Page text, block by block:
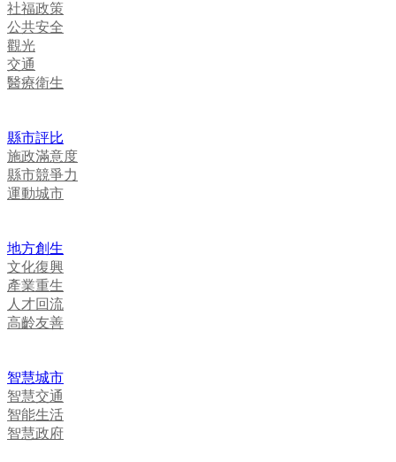
社福政策
公共安全
觀光
交通
醫療衛生
縣市評比
施政滿意度
縣市競爭力
運動城市
地方創生
文化復興
產業重生
人才回流
高齡友善
智慧城市
智慧交通
智能生活
智慧政府